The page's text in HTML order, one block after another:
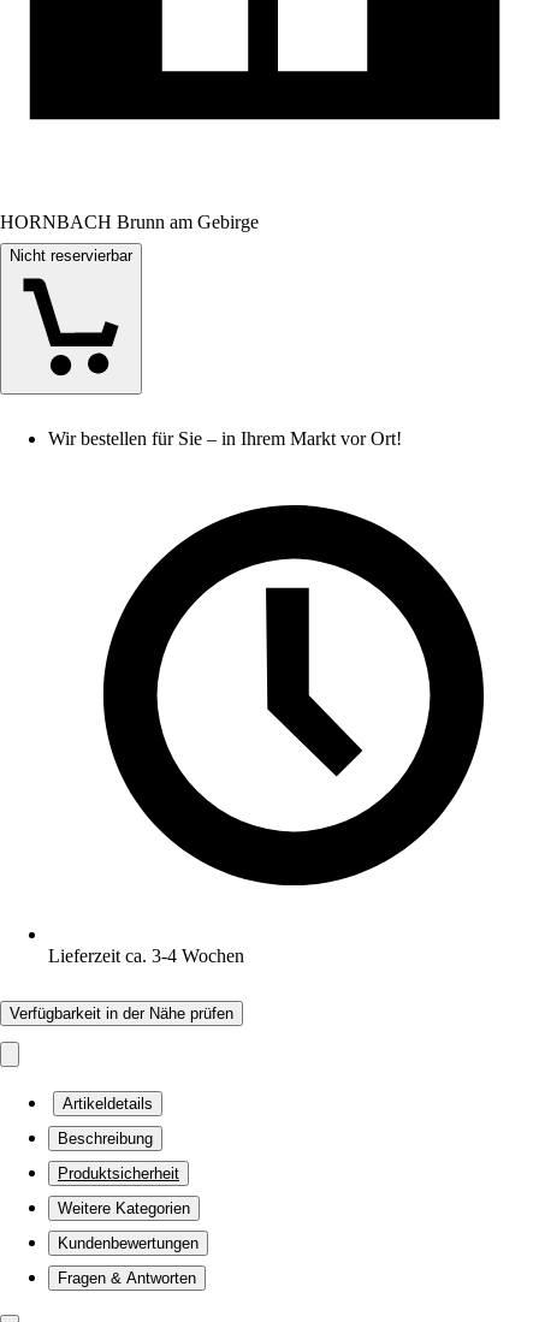
HORNBACH Brunn am Gebirge
Nicht reservierbar
Wir bestellen für Sie – in Ihrem Markt vor Ort!
Lieferzeit ca. 3-4 Wochen
Verfügbarkeit in der Nähe prüfen
Artikeldetails
Beschreibung
Produktsicherheit
Weitere Kategorien
Kundenbewertungen
Fragen & Antworten